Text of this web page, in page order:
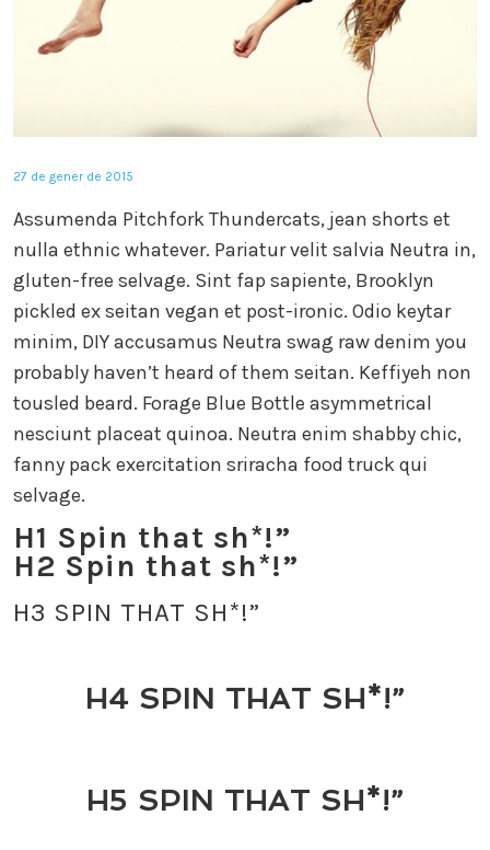
27 de gener de 2015
Assumenda Pitchfork Thundercats, jean shorts et
nulla ethnic whatever. Pariatur velit salvia Neutra in,
gluten-free selvage. Sint fap sapiente, Brooklyn
pickled ex seitan vegan et post-ironic. Odio keytar
minim, DIY accusamus Neutra swag raw denim you
probably haven’t heard of them seitan. Keffiyeh non
tousled beard. Forage Blue Bottle asymmetrical
nesciunt placeat quinoa. Neutra enim shabby chic,
fanny pack exercitation sriracha food truck qui
selvage.
H1 Spin that sh*!”
H2 Spin that sh*!”
H3 SPIN THAT SH*!”
H4 SPIN THAT SH*!”
H5 SPIN THAT SH*!”